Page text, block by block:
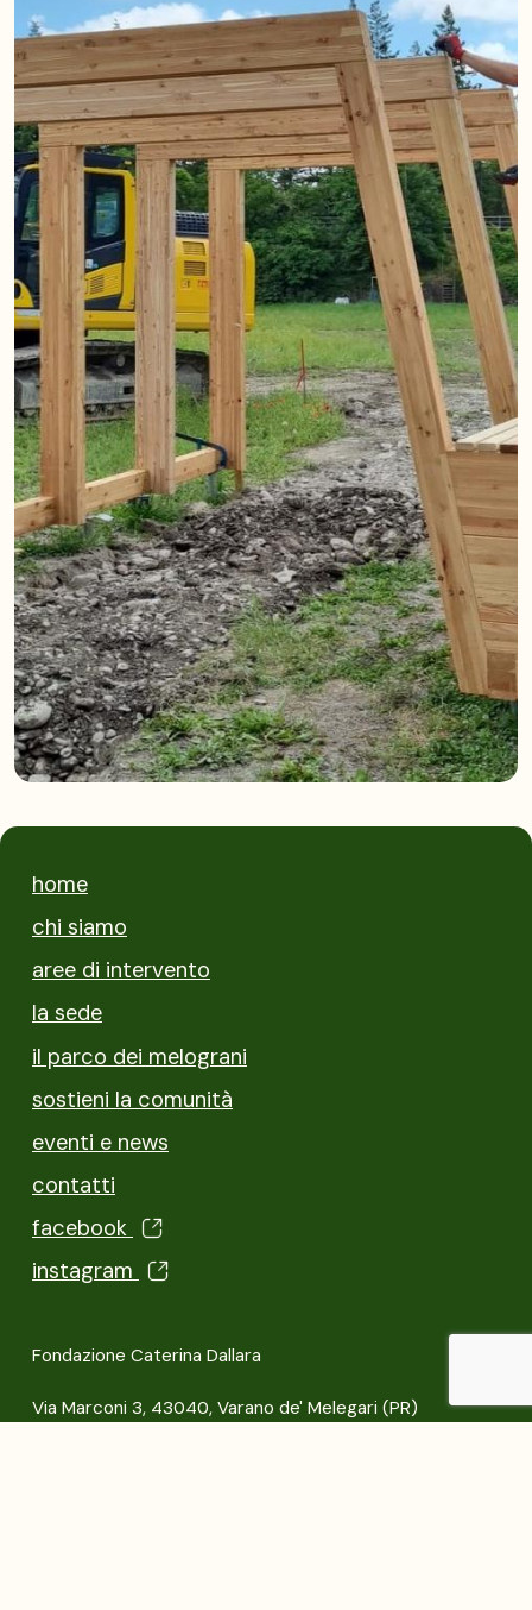
home
chi siamo
aree di intervento
la sede
il parco dei melograni
sostieni la comunità
eventi e news
contatti
facebook
instagram
Fondazione Caterina Dallara
Via Marconi 3, 43040, Varano de' Melegari (PR)